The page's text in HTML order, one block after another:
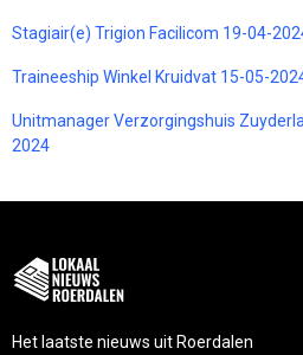
Stagiair(e) Trigion Facilicom 19-04-
Traineeship Winkel Kruidvat 15-05-
Unitmanager Verzorgingshuis
2024
Het laatste nieuws uit Roerdalen